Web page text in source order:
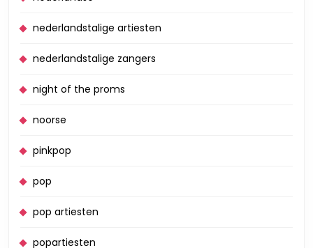
nederlandstalige artiesten
nederlandstalige zangers
night of the proms
noorse
pinkpop
pop
pop artiesten
popartiesten